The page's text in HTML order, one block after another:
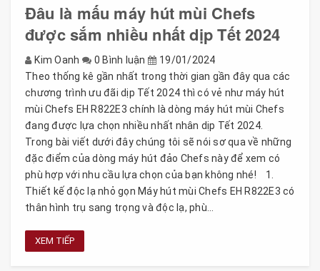
Đâu là mấu máy hút mùi Chefs
được sắm nhiều nhất dịp Tết 2024
Kim Oanh 0 Bình luận
19/01/2024
Theo thống kê gần nhất trong thời gian gần đây qua các
chương trình ưu đãi dịp Tết 2024 thì có vẻ như máy hút
mùi Chefs EH R822E3 chính là dòng máy hút mùi Chefs
đang được lựa chọn nhiều nhất nhân dịp Tết 2024.
Trong bài viết dưới đây chúng tôi sẽ nói sơ qua về những
đặc điểm của dòng máy hút đảo Chefs này để xem có
phù hợp với nhu cầu lựa chọn của bạn không nhé! 1.
Thiết kế độc lạ nhỏ gọn Máy hút mùi Chefs EH R822E3 có
thân hình trụ sang trọng và độc lạ, phù...
XEM TIẾP